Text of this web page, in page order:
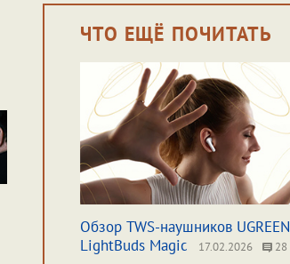
ЧТО ЕЩЁ ПОЧИТАТЬ
Обзор TWS-наушников UGREEN
LightBuds Magic
17.02.2026 28